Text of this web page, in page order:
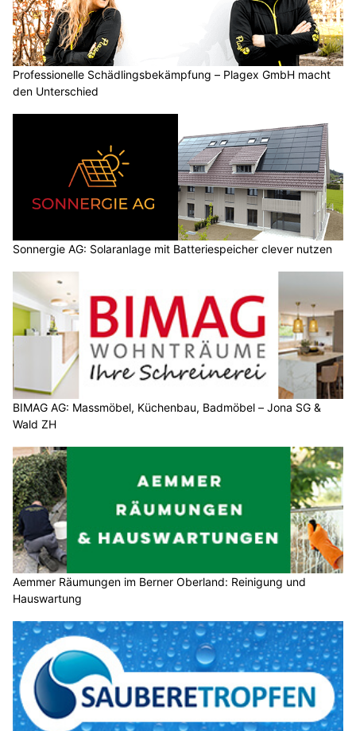
Professionelle Schädlingsbekämpfung – Plagex GmbH macht
den Unterschied
Sonnergie AG: Solaranlage mit Batteriespeicher clever nutzen
BIMAG AG: Massmöbel, Küchenbau, Badmöbel – Jona SG &
Wald ZH
Aemmer Räumungen im Berner Oberland: Reinigung und
Hauswartung